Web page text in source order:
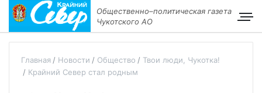
Общественно–политическая газета
Чукотского АО
Главная Новости Общество
Твои люди, Чукотка!
Крайний Север стал родным